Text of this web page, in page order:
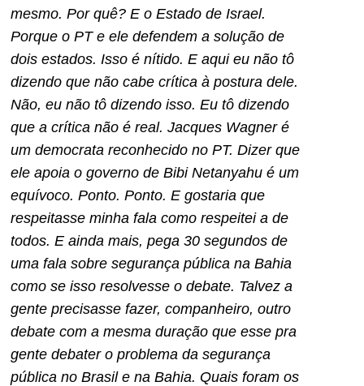
mesmo. Por quê? E o Estado de Israel.
Porque o PT e ele defendem a solução de
dois estados. Isso é nítido. E aqui eu não tô
dizendo que não cabe crítica à postura dele.
Não, eu não tô dizendo isso. Eu tô dizendo
que a crítica não é real. Jacques Wagner é
um democrata reconhecido no PT. Dizer que
ele apoia o governo de Bibi Netanyahu é um
equívoco. Ponto. Ponto. E gostaria que
respeitasse minha fala como respeitei a de
todos. E ainda mais, pega 30 segundos de
uma fala sobre segurança pública na Bahia
como se isso resolvesse o debate. Talvez a
gente precisasse fazer, companheiro, outro
debate com a mesma duração que esse pra
gente debater o problema da segurança
pública no Brasil e na Bahia. Quais foram os